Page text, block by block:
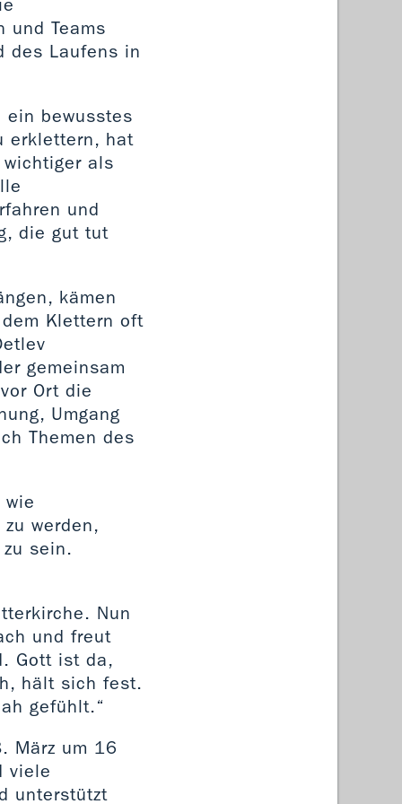
und Teams
des Laufens in
ein bewusstes
erklettern, hat
als
und
die gut tut
kämen
Klettern oft
gemeinsam
Ort die
Umgang
Themen des
wie
werden,
sein.
Nun
und freut
Gott ist da,
hält sich fest.
gefühlt.“
März um 16
viele
unterstützt